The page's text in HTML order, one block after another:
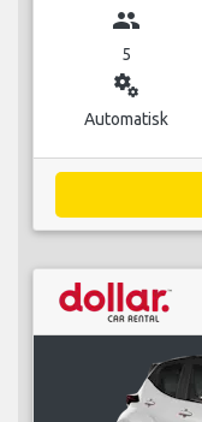
group
5
miscellaneous_services
Automatisk